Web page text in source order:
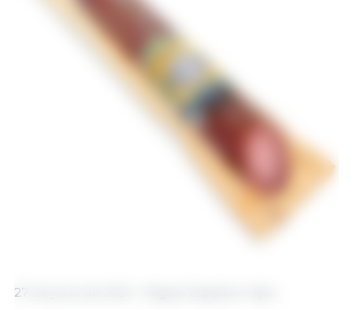
27 de junio de 2024 - Miguel España e Hijos